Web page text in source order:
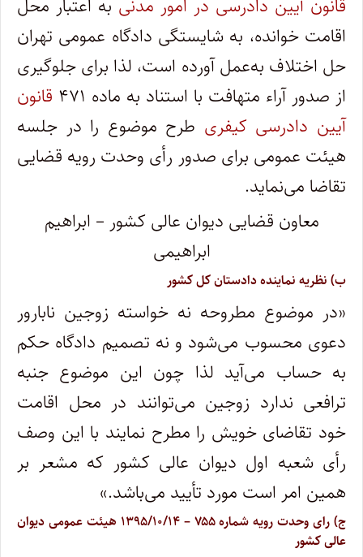
قانون‌ آیین‌ دادرسی در امور مدنی به‌ اعتبار محل
اقامت خوانده، به‌ شایستگی دادگاه ‌عمومی ‌تهران
حل‌ اختلاف به‌عمل آورده است‏، لذا برای جلوگیری
از صدور آراء‌ متهافت با استناد به ماده ۴۷۱
قانون
آیین دادرسی کیفری طرح موضوع را در جلسه
هیئت عمومی برای صدور رأی وحدت رویه قضایی
تقاضا می‌نماید.
معاون قضایی دیوان عالی کشور – ابراهیم
ابراهیمی
ب) نظریه ‌نماینده دادستان کل کشور
«در موضوع مطروحه نه خواسته زوجین نابارور
دعوی محسوب می‌شود و نه تصمیم دادگاه حکم
به حساب می‌آید لذا چون این موضوع جنبه
ترافعی ندارد زوجین می‌توانند در محل اقامت
خود تقاضای خویش را مطرح نمایند با این وصف
رأی شعبه اول دیوان عالی کشور که مشعر بر
همین امر است مورد تأیید می‌باشد.»
ج) رای وحدت رویه شماره ۷۵۵ – ۱۳۹۵/۱۰/۱۴ هیئت عمومی دیوان
عالی کشور